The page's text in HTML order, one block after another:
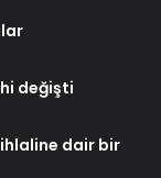
değişti
dair bir